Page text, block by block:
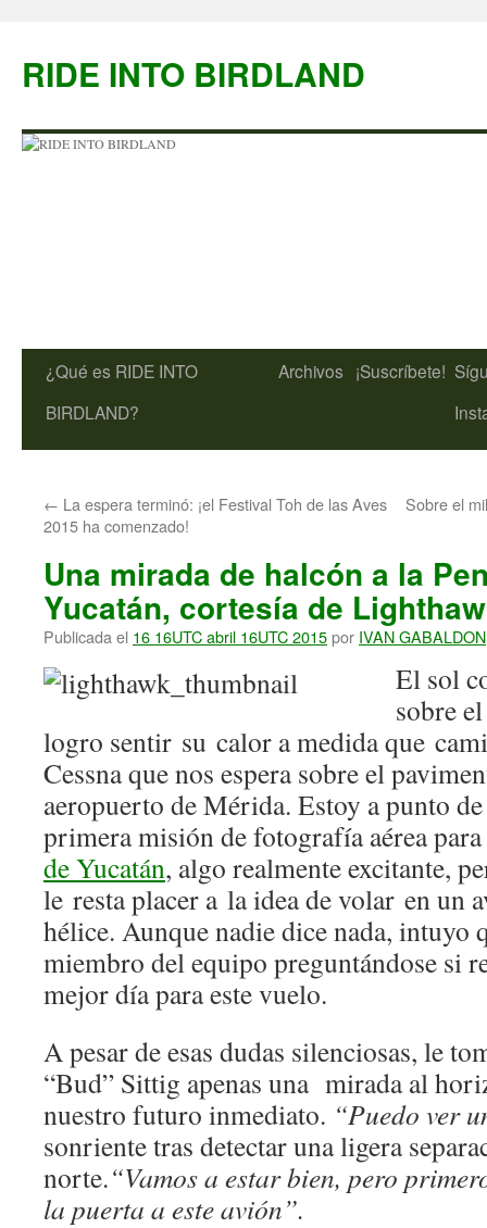
contenido
RIDE INTO BIRDLAND
¿Qué es RIDE INTO
BIRDLAND?
Archivos ¡Suscríbete!
← La espera terminó: ¡el Festival Toh de las Aves
2015 ha comenzado!
Sobre el
Una mirada de halcón a la
Yucatán, cortesía de
Publicada el 16 16UTC abril 16UTC 2015por IVAN GABALDON
El sol
sobre
logro sentir su calor a medida que
Cessna que nos espera sobre el
aeropuerto de Mérida. Estoy a punto
primera misión de fotografía aérea para
de Yucatán, algo realmente excitante,
le resta placer a la idea de volar en un
hélice. Aunque nadie dice nada, intuyo
miembro del equipo preguntándose si
mejor día para este vuelo.
A pesar de esas dudas silenciosas, le
“Bud” Sittig apenas una mirada al
nuestro futuro inmediato. “Puedo ver
sonriente tras detectar una ligera
norte.“Vamos a estar bien, pero
la puerta a este avión”.